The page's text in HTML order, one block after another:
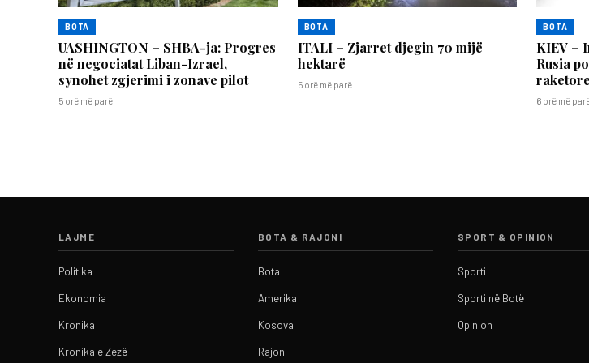
BOTA
UASHINGTON – SHBA-ja: Progres
në negociatat Liban-Izrael,
synohet zgjerimi i zonave pilot
5 orë më parë
BOTA
ITALI – Zjarret djegin 70 mijë
hektarë
5 orë më parë
BOTA
KIEV –
Rusia
6 orë më
LAJME
Politika
Ekonomia
Kronika
Kronika e Zezë
BOTA & RAJONI
Bota
Amerika
Kosova
Rajoni
SPORT & OPINION
Sporti
Sporti në Botë
Opinion